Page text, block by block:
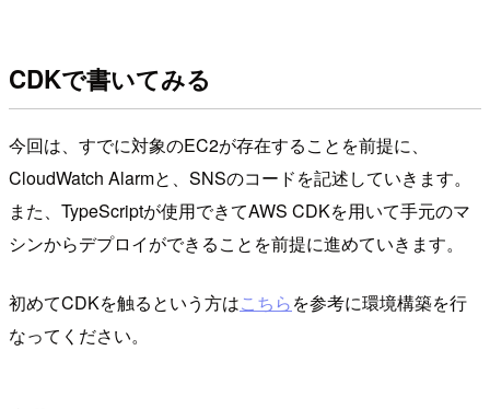
CDKで書いてみる
今回は、すでに対象のEC2が存在することを前提に、
CloudWatch Alarmと、SNSのコードを記述していきます。
また、TypeScriptが使用できてAWS CDKを用いて手元のマ
シンからデプロイができることを前提に進めていきます。
初めてCDKを触るという方はこちらを参考に環境構築を行
なってください。